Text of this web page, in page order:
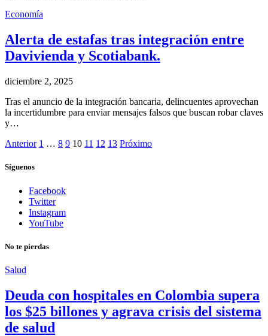
Economía
Alerta de estafas tras integración entre
Davivienda y Scotiabank.
diciembre 2, 2025
Tras el anuncio de la integración bancaria, delincuentes aprovechan
la incertidumbre para enviar mensajes falsos que buscan robar claves
y…
Anterior 1 … 8 9 10 11 12 13 Próximo
Síguenos
Facebook
Twitter
Instagram
YouTube
No te pierdas
Salud
Deuda con hospitales en Colombia supera
los $25 billones y agrava crisis del sistema
de salud